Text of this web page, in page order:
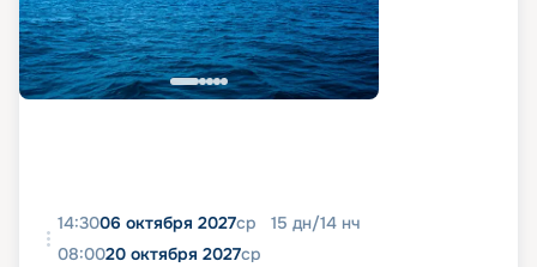
14:3006 октября 2027ср 15 дн/14 нч
08:0020 октября 2027ср